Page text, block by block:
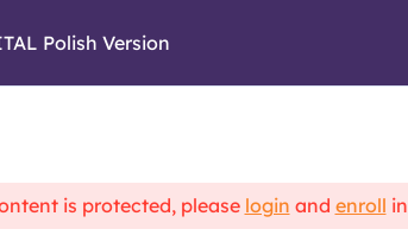
Polish Version
Polish Version
is protected, please login and enroll